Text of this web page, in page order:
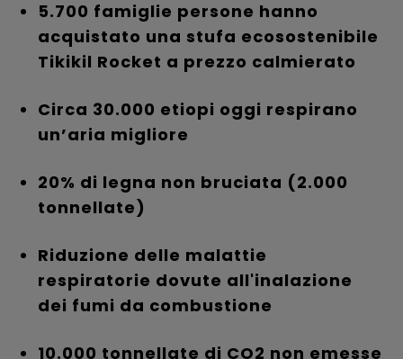
5.700 famiglie persone hanno
acquistato una stufa ecosostenibile
Tikikil Rocket a prezzo calmierato
Circa 30.000 etiopi oggi respirano
un’aria migliore
20% di legna non bruciata (2.000
tonnellate)
Riduzione delle malattie
respiratorie dovute all'inalazione
dei fumi da combustione
10.000 tonnellate di CO2 non emesse